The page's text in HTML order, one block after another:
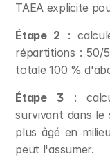
TAEA explicite
Étape 2 :
répartitions : 50/
totale 100 %
Étape 3 :
survivant dans le
plus âgé en
peut l'assumer.